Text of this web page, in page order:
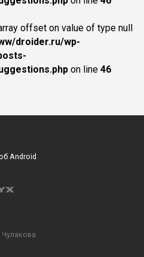
offset on value of type null
droider.ru/wp-
on line 46
Android